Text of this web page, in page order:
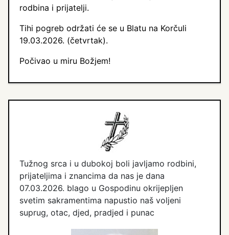
rodbina i prijatelji.
Tihi pogreb održati će se u Blatu na Korčuli
19.03.2026. (četvrtak).
Počivao u miru Božjem!
Tužnog srca i u dubokoj boli javljamo rodbini,
prijateljima i znancima da nas je dana
07.03.2026. blago u Gospodinu okrijepljen
svetim sakramentima napustio naš voljeni
suprug, otac, djed, pradjed i punac